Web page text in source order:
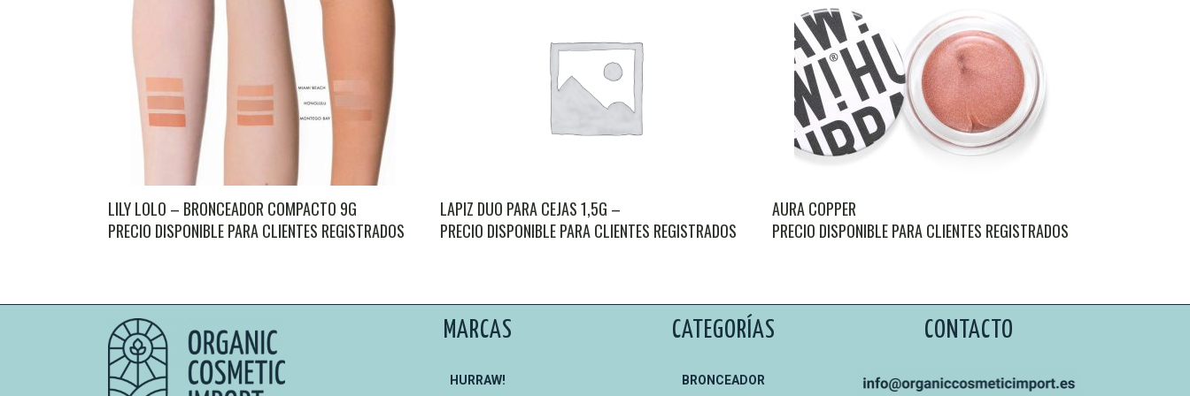
LILY LOLO – BRONCEADOR COMPACTO 9G
PRECIO DISPONIBLE PARA CLIENTES REGISTRADOS
LAPIZ DUO PARA CEJAS 1,5G –
PRECIO DISPONIBLE PARA CLIENTES REGISTRADOS
AURA COPPER
PRECIO DISPONIBLE PARA CLIENTES REGISTRADOS
MARCAS
HURRAW!
CATEGORÍAS
BRONCEADOR
CONTACTO